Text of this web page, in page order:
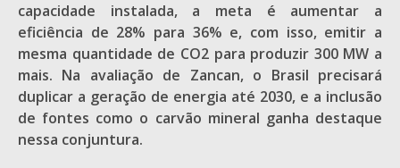
capacidade instalada, a meta é aumentar a
eficiência de 28% para 36% e, com isso, emitir a
mesma quantidade de CO2 para produzir 300 MW a
mais. Na avaliação de Zancan, o Brasil precisará
duplicar a geração de energia até 2030, e a inclusão
de fontes como o carvão mineral ganha destaque
nessa conjuntura.